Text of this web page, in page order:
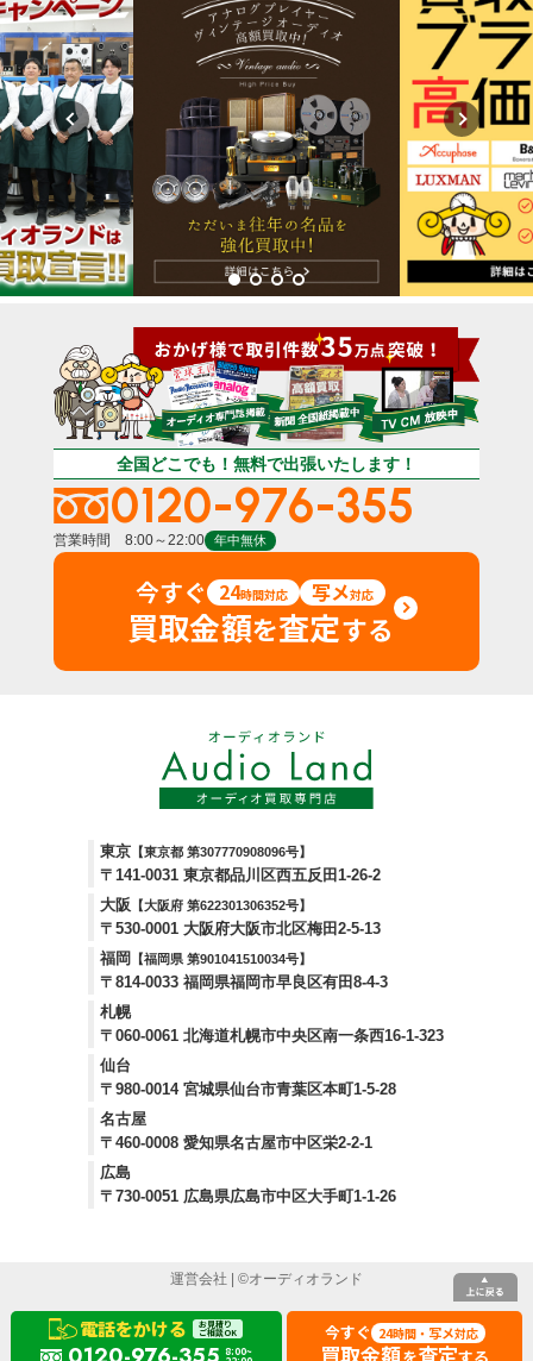
電話をかける お見積り
ご相談OK
8:00~
今すぐ 24時間・ 写メ対応
買取金額 査定
全国どこでも！無料で出張いたします！
0120-976-355
営業時間 8:00～22:00 年中無休
今すぐ 24時間対応 写メ対応
買取金額を査定する
東京 【東京都 第307770908096号】
〒141-0031 東京都品川区西五反田1-26-2
大阪
【大阪府 第622301306352号】
〒530-0001 大阪府大阪市北区梅田2-5-13
福岡
【福岡県 第901041510034号】
〒814-0033 福岡県福岡市早良区有田8-4-3
札幌
〒060-0061 北海道札幌市中央区南一条西16-1-323
仙台
〒980-0014 宮城県仙台市青葉区本町1-5-28
名古屋
〒460-0008 愛知県名古屋市中区栄2-2-1
広島
〒730-0051 広島県広島市中区大手町1-1-26
運営会社 | ©オーディオランド